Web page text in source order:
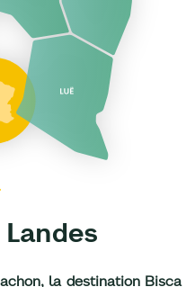
la destination Bisca